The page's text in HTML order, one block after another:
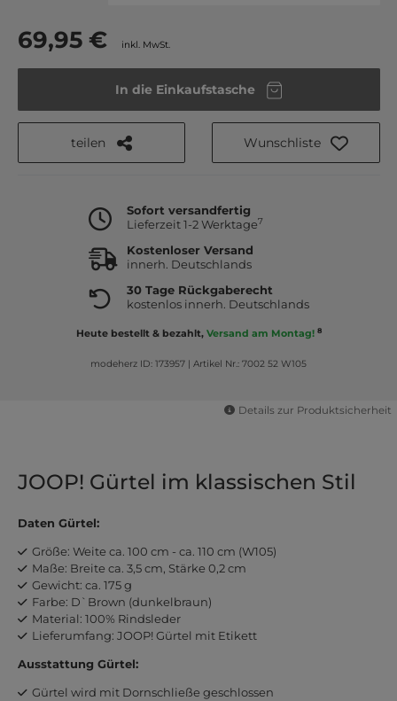
69,95 € inkl. MwSt.
In die Einkaufstasche
teilen Wunschliste
Sofort versandfertig
Lieferzeit 1-2 Werktage7
Kostenloser Versand
innerh. Deutschlands
30 Tage Rückgaberecht
kostenlos innerh. Deutschlands
Heute bestellt & bezahlt, Versand am Montag! 8
modeherz ID: 173957 Artikel Nr.: 7002 52 W105
Details zur Produktsicherheit
JOOP! Gürtel im klassischen Stil
Daten Gürtel:
Größe: Weite ca. 100 cm - ca. 110 cm (W105)
Maße: Breite ca. 3,5 cm, Stärke 0,2 cm
Gewicht: ca. 175 g
Farbe: D`Brown (dunkelbraun)
Material: 100% Rindsleder
Lieferumfang: JOOP! Gürtel mit Etikett
Ausstattung Gürtel:
Gürtel wird mit Dornschließe geschlossen